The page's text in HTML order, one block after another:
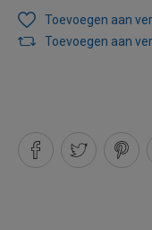
Toevoegen aan
Toevoegen aan